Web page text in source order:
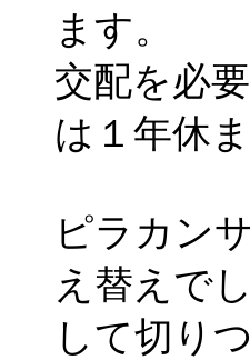
ます。
交配を必
は１年休
ピラカン
え替えで
して切り